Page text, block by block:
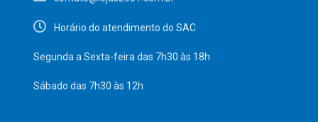
Horário do atendimento do SAC
Segunda a Sexta-feira das 7h30 às 18h
Sábado das 7h30 às 12h